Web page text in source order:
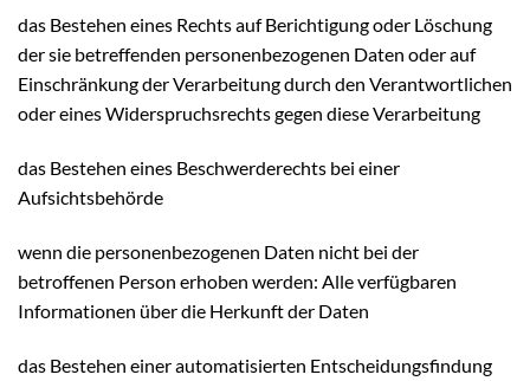
das Bestehen eines Rechts auf Berichtigung oder Löschung
der sie betreffenden personenbezogenen Daten oder auf
Einschränkung der Verarbeitung durch den Verantwortlichen
oder eines Widerspruchsrechts gegen diese Verarbeitung
das Bestehen eines Beschwerderechts bei einer
Aufsichtsbehörde
wenn die personenbezogenen Daten nicht bei der
betroffenen Person erhoben werden: Alle verfügbaren
Informationen über die Herkunft der Daten
das Bestehen einer automatisierten Entscheidungsfindung